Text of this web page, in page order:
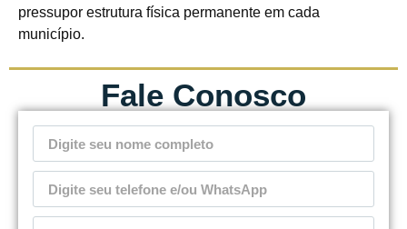
pressupor estrutura física permanente em cada
município.
Fale Conosco